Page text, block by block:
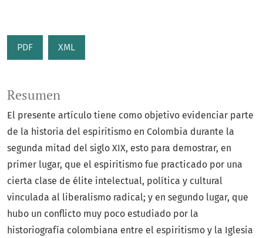
PDF XML
Resumen
El presente artículo tiene como objetivo evidenciar parte
de la historia del espiritismo en Colombia durante la
segunda mitad del siglo XIX, esto para demostrar, en
primer lugar, que el espiritismo fue practicado por una
cierta clase de élite intelectual, política y cultural
vinculada al liberalismo radical; y en segundo lugar, que
hubo un conflicto muy poco estudiado por la
historiografía colombiana entre el espiritismo y la Iglesia